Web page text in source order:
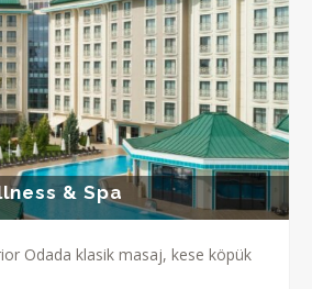
& Spa
Odada klasik masaj, kese köpük